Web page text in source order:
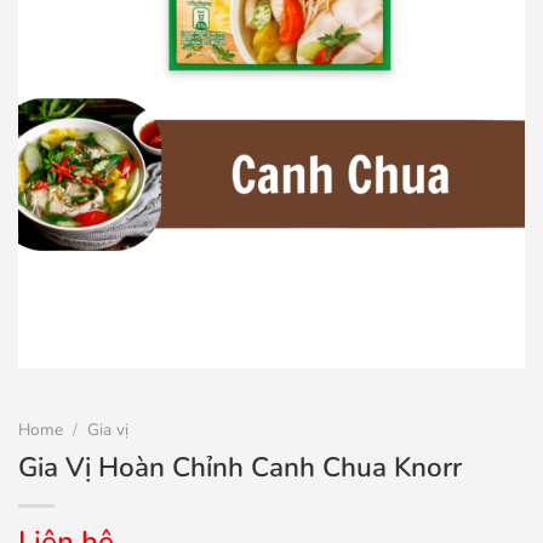
Home / Gia vị
Gia Vị Hoàn Chỉnh Canh Chua Knorr